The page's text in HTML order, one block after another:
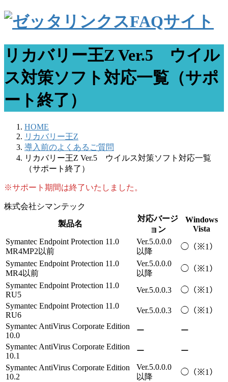
リカバリー王Z Ver.5 ウイル
ス対策ソフト対応一覧（サポ
ート終了）
HOME
リカバリー王Z
導入前のよくあるご質問
リカバリー王Z Ver.5 ウイルス対策ソフト対応一覧
（サポート終了）
※サポート期間は終了いたしました。
株式会社シマンテック
製品名
対応バージ
ョン
Windows
Vista
Symantec Endpoint Protection 11.0
MR4MP2以前
Ver.5.0.0.0
以降
◯（※1）
Symantec Endpoint Protection 11.0
MR4以前
Ver.5.0.0.0
以降
◯（※1）
Symantec Endpoint Protection 11.0
RU5
Ver.5.0.0.3
◯（※1）
Symantec Endpoint Protection 11.0
RU6
Ver.5.0.0.3
◯（※1）
Symantec AntiVirus Corporate Edition
10.0
ー
ー
Symantec AntiVirus Corporate Edition
10.1
ー
ー
Symantec AntiVirus Corporate Edition
10.2
Ver.5.0.0.0
以降
◯（※1）